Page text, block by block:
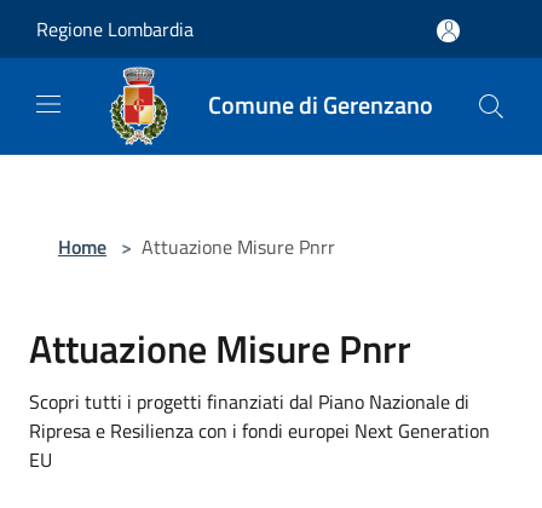
Regione Lombardia
Comune di Gerenzano
Home > Attuazione Misure Pnrr
Attuazione Misure Pnrr
Scopri tutti i progetti finanziati dal Piano Nazionale di
Ripresa e Resilienza con i fondi europei Next Generation
EU